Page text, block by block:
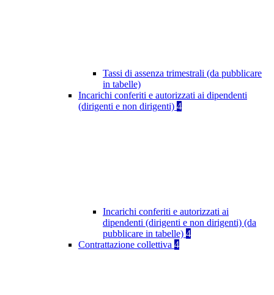
Tassi di assenza trimestrali (da pubblicare
in tabelle)
Incarichi conferiti e autorizzati ai dipendenti
(dirigenti e non dirigenti) 4
Incarichi conferiti e autorizzati ai
dipendenti (dirigenti e non dirigenti) (da
pubblicare in tabelle) 4
Contrattazione collettiva 4